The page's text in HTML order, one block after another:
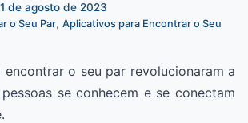
de agosto de 2023
o Seu Par, Aplicativos para Encontrar o Seu
o seu par revolucionaram a
se conhecem e se conectam